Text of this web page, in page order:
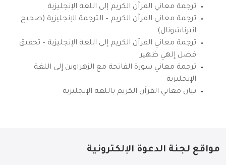
ترجمة معاني القرآن الكريم إلى اللغة الإنجليزية
ترجمة معاني القرآن الكريم – الترجمة الإنجليزية (صحيح
انترناشونال)
ترجمة معاني القرآن الكريم إلى اللغة الإنجليزية – تحقيق
فضل إلهي ظهير
ترجمة معاني سورة الفاتحة مع الزهراوين إلى اللغة
الإنجليزية
بيان معاني القرآن الكريم باللغة الإنجليزية
مواقع لجنة الدعوة الإلكترونية